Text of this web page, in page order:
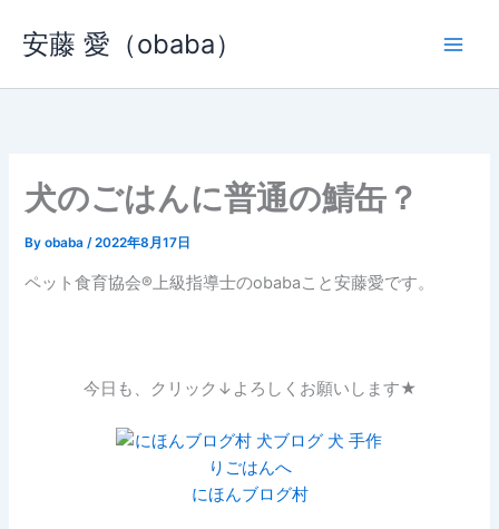
ス
安藤 愛（obaba）
犬のごはんに普通の鯖缶？
Byobaba/2022年8月17日
ペット食育協会®︎上級指導士のobabaこと安藤愛です。
今日も、クリック↓よろしくお願いします★
にほんブログ村